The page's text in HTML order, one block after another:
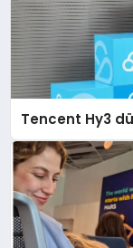
Tencent Hy3